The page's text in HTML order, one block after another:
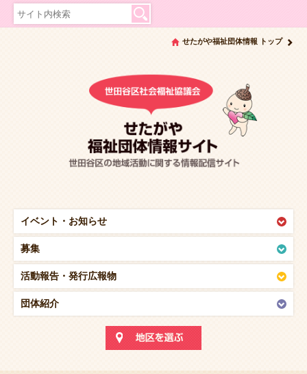
イベント・ お知らせ
募集
活動報告・ 発行広報物
団体紹介
せたがや福祉団体情報 トップ